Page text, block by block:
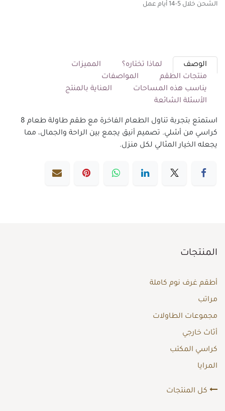
الشحن خلال 5-14 أيام عمل
الوصف لماذا تختاره؟
المميزات
منتجات الطقم
المواصفات
يناسب هذه المساحات
العناية بالمنتج
الأسئلة الشائعة
استمتع بتجربة تناول الطعام الفاخرة مع طقم طاولة طعام 8
كراسي من أشلي. تصميم أنيق يجمع بين الراحة والجمال، مما
يجعله الخيار المثالي لكل منزل.
المنتجات
أطقم غرف نوم كاملة
مراتب
مجموعات الطاولات
أثاث خارجي
كراسي المكتب
المرايا
كل المنتجات